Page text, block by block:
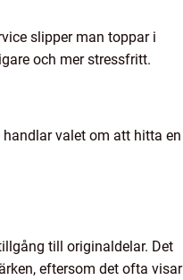
slipper man toppar i
och mer stressfritt.
valet om att hitta en
till originaldelar. Det
eftersom det ofta visar